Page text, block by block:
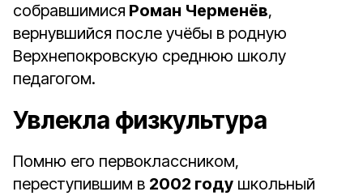
собравшимися Роман Черменёв,
вернувшийся после учёбы в родную
Верхнепокровскую среднюю школу
педагогом.
Увлекла физкультура
Помню его первоклассником,
переступившим в 2002 году школьный